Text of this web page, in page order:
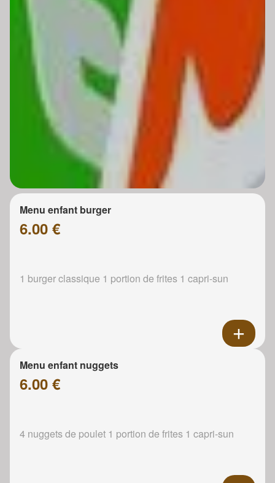
Menu enfant burger
6.00 €
1 burger classique 1 portion de frites 1 capri-sun
Menu enfant nuggets
6.00 €
4 nuggets de poulet 1 portion de frites 1 capri-sun